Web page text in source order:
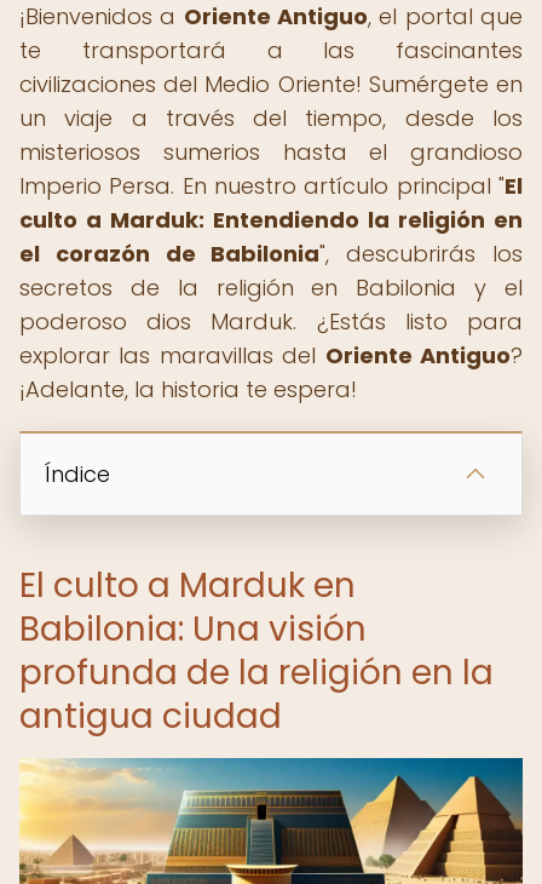
¡Bienvenidos a Oriente Antiguo, el portal que
te transportará a las fascinantes
civilizaciones del Medio Oriente! Sumérgete en
un viaje a través del tiempo, desde los
misteriosos sumerios hasta el grandioso
Imperio Persa. En nuestro artículo principal "El
culto a Marduk: Entendiendo la religión en
el corazón de Babilonia", descubrirás los
secretos de la religión en Babilonia y el
poderoso dios Marduk. ¿Estás listo para
explorar las maravillas del Oriente Antiguo?
¡Adelante, la historia te espera!
Índice
El culto a Marduk en
Babilonia: Una visión
profunda de la religión en la
antigua ciudad